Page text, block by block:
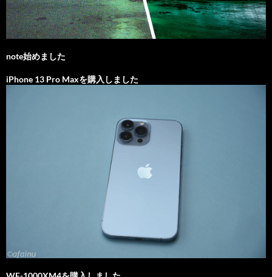
note始めました
iPhone 13 Pro Maxを購入しました